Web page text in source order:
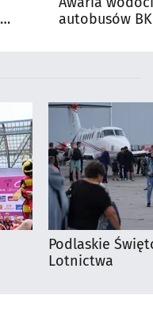
autobusów
Podlaskie
Lotnictwa